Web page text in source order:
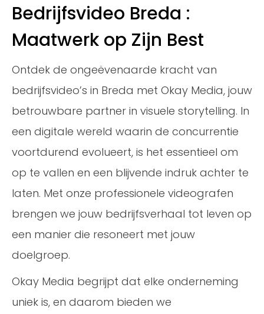
Bedrijfsvideo Breda :
Maatwerk op Zijn Best
Ontdek de ongeëvenaarde kracht van
bedrijfsvideo’s in Breda met Okay Media, jouw
betrouwbare partner in visuele storytelling. In
een digitale wereld waarin de concurrentie
voortdurend evolueert, is het essentieel om
op te vallen en een blijvende indruk achter te
laten. Met onze professionele videografen
brengen we jouw bedrijfsverhaal tot leven op
een manier die resoneert met jouw
doelgroep.
Okay Media begrijpt dat elke onderneming
uniek is, en daarom bieden we